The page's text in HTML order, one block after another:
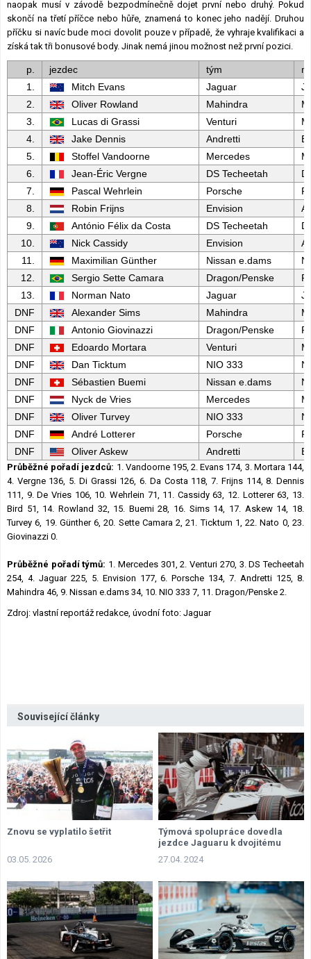
naopak musí v závodě bezpodmínečně dojet první nebo druhý. Pokud
skončí na třetí příčce nebo hůře, znamená to konec jeho nadějí. Druhou
příčku si navíc bude moci dovolit pouze v případě, že vyhraje kvalifikaci a
získá tak tři bonusové body. Jinak nemá jinou možnost než první pozici.
p. jezdec tým
1.
Mitch Evans Jaguar
2.
Oliver Rowland Mahindra
3.
Lucas di Grassi Venturi
4.
Jake Dennis Andretti
5.
Stoffel Vandoorne Mercedes
6.
Jean-Éric Vergne DS Techeetah
7.
Pascal Wehrlein Porsche
8.
Robin Frijns Envision
9.
António Félix da Costa DS Techeetah
10.
Nick Cassidy Envision
11.
Maximilian Günther Nissan e.dams
12.
Sergio Sette Camara Dragon/Penske
13.
Norman Nato Jaguar
DNF
Alexander Sims Mahindra
DNF
Antonio Giovinazzi Dragon/Penske
DNF
Edoardo Mortara Venturi
DNF
Dan Ticktum NIO 333
DNF
Sébastien Buemi Nissan e.dams
DNF
Nyck de Vries Mercedes
DNF
Oliver Turvey NIO 333
DNF
André Lotterer Porsche
DNF
Oliver Askew Andretti
Průběžné pořadí jezdců: 1. Vandoorne 195, 2. Evans 174, 3. Mortara 144,
4. Vergne 136, 5. Di Grassi 126, 6. Da Costa 118, 7. Frijns 114, 8. Dennis
111, 9. De Vries 106, 10. Wehrlein 71, 11. Cassidy 63, 12. Lotterer 63, 13.
Bird 51, 14. Rowland 32, 15. Buemi 28, 16. Sims 14, 17. Askew 14, 18.
Turvey 6, 19. Günther 6, 20. Sette Camara 2, 21. Ticktum 1, 22. Nato 0, 23.
Giovinazzi 0.
Průběžné pořadí týmů: 1. Mercedes 301, 2. Venturi 270, 3. DS Techeetah
254, 4. Jaguar 225, 5. Envision 177, 6. Porsche 134, 7. Andretti 125, 8.
Mahindra 46, 9. Nissan e.dams 34, 10. NIO 333 7, 11. Dragon/Penske 2.
Zdroj: vlastní reportáž redakce, úvodní foto: Jaguar
Související články
Znovu se vyplatilo šetřit
03.05. 2026
Týmová spolupráce dovedla
jezdce Jaguaru k dvojitému
triumfu
27.04. 2024